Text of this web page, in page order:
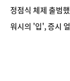
정점식 체제 출범
워시의 '입', 증시